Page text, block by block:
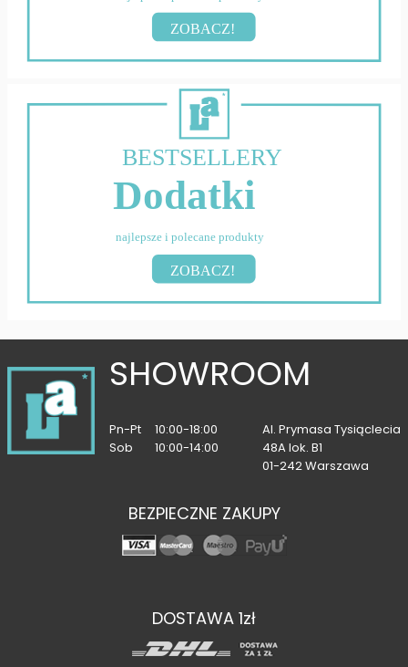
ZOBACZ!
BESTSELLERY
Dodatki
najlepsze i polecane produkty
ZOBACZ!
SHOWROOM
Pn-Pt
10:00-18:00
Sob
10:00-14:00
Al. Prymasa Tysiąclecia
48A lok. B1
01-242 Warszawa
BEZPIECZNE ZAKUPY
DOSTAWA 1zł